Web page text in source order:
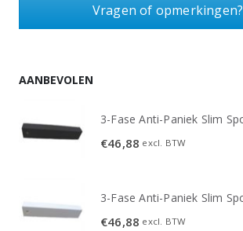
Vragen of opmerkingen?
AANBEVOLEN
€46,88 excl. BTW
€46,88 excl. BTW